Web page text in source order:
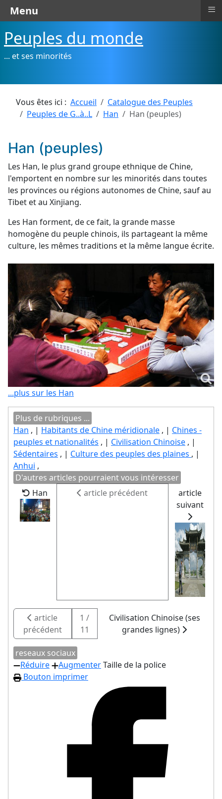
Peuples du monde
... et ses minorités
Vous êtes ici : Accueil
Catalogue des Peuples
Peuples de G..à..L
Han Han (peuples)
Han (peuples)
Les Han, le plus grand groupe ethnique de Chine,
l'emportent en nombre sur les minorités dans toutes
les provinces ou régions autonomes de Chine, sauf au
Tibet et au Xinjiang.
Les Han forment, de ce fait, la grande masse
homogène du peuple chinois, ils partageant la même
culture, les mêmes traditions et la même langue écrite.
...plus sur les Han
Plus de rubriques ...
Han , | Habitants de Chine méridionale , | Chines -
peuples et nationalités , | Civilisation Chinoise , |
Sédentaires , | Culture des peuples des plaines , |
Anhui ,
D'autres articles pourraient vous intéresser
Han
article précédent
article
suivant
article
précédent
1 /
11
Civilisation Chinoise (ses
grandes lignes)
reseaux sociaux
Réduire
AugmenterTaille de la police
Bouton imprimer
Menu ≡